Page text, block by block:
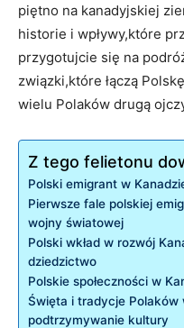
piętno na kanadyjskiej
historie i wpływy,które
przygotujcie się na
związki,które łączą
wielu Polaków drugą
Z tego felietonu
Polski emigrant w
Pierwsze fale polskiej
wojny światowej
Polski wkład w rozwój
dziedzictwo
Polskie społeczności w
Święta i tradycje Polaków
podtrzymywanie kultury